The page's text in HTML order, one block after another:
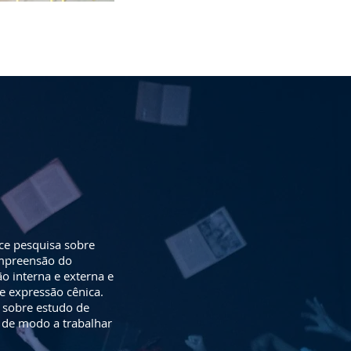
pesquisa sobre
do
interna e externa e
expressão cênica.
estudo de
modo a trabalhar